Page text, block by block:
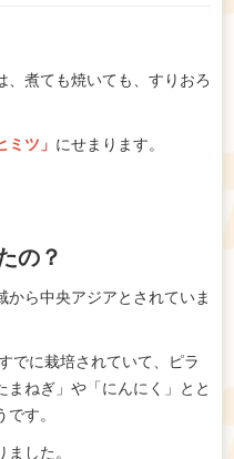
、煮ても焼いても、すりおろ
ミツ」 にせまります。
の？
から中央アジアとされていま
でに栽培されていて、ピラ
まねぎ」や「にんにく」とと
す。
した。